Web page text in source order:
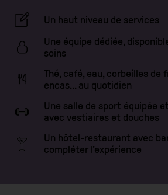
Un haut niveau de services
Une équipe dédiée,
soins
Thé, café, eau, corbeilles de
encas... au quotidien
Une salle de sport équipée
avec vestiaires et douches
Un hôtel-restaurant avec
compléter l'expérience